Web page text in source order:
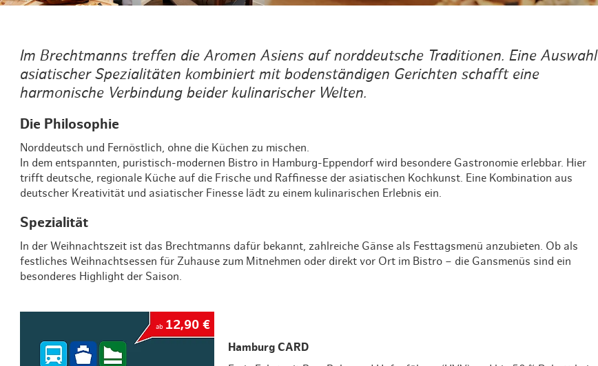
Weihnachten mit Bibi & Tina
Im Brechtmanns treffen die Aromen Asiens auf norddeutsche Traditionen. Eine Auswahl
asiatischer Spezialitäten kombiniert mit bodenständigen Gerichten schafft eine
harmonische Verbindung beider kulinarischer Welten.
Die Philosophie
Norddeutsch und Fernöstlich, ohne die Küchen zu mischen.
In dem entspannten, puristisch-modernen Bistro in Hamburg-Eppendorf wird besondere Gastronomie erlebbar. Hier
trifft deutsche, regionale Küche auf die Frische und Raffinesse der asiatischen Kochkunst. Eine Kombination aus
deutscher Kreativität und asiatischer Finesse lädt zu einem kulinarischen Erlebnis ein.
Spezialität
In der Weihnachtszeit ist das Brechtmanns dafür bekannt, zahlreiche Gänse als Festtagsmenü anzubieten. Ob als
festliches Weihnachtsessen für Zuhause zum Mitnehmen oder direkt vor Ort im Bistro – die Gansmenüs sind ein
besonderes Highlight der Saison.
ab 12,90 €
Hamburg CARD